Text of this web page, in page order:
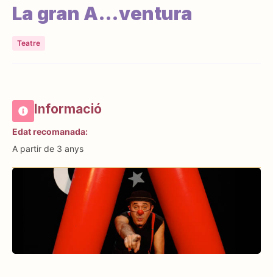
La gran A…ventura
Teatre
Informació
Edat recomanada:
A partir de 3 anys